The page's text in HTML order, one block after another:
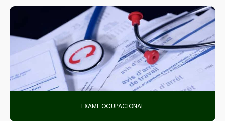
EXAME OCUPACIONAL